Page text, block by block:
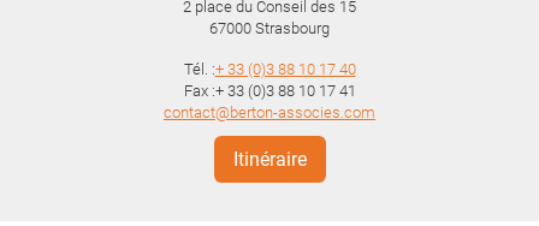
2 place du Conseil des 15
67000 Strasbourg
Tél. :+ 33 (0)3 88 10 17 40
Fax :+ 33 (0)3 88 10 17 41
contact@berton-associes.com
Itinéraire